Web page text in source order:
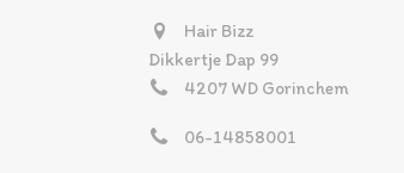
Hair Bizz
Dikkertje Dap 99
4207 WD Gorinchem
06-14858001